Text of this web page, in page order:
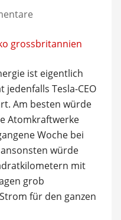
ist eigentlich
Tesla-CEO
Am besten würde
Atomkraftwerke
Woche bei
würde
mit
grob
für den ganzen